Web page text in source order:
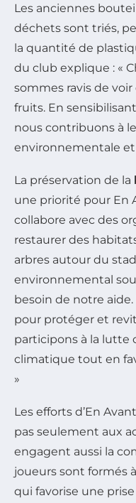
Les anciennes
déchets sont triés,
la quantité de
du club explique : «
sommes ravis de
fruits. En
nous contribuons à
environnementale
La préservation de la
une priorité pour En
collabore avec des
restaurer des
arbres autour du
environnemental
besoin de notre
pour protéger et
participons à la lutte
climatique tout en
»
Les efforts d’En
pas seulement aux
engagent aussi la
joueurs sont formés
qui favorise une